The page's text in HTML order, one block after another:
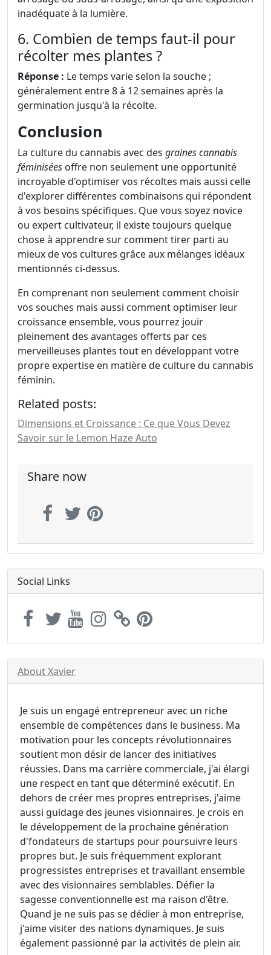
inadéquate à la lumière.
6. Combien de temps faut-il pour
récolter mes plantes ?
Réponse : Le temps varie selon la souche ;
généralement entre 8 à 12 semaines après la
germination jusqu'à la récolte.
Conclusion
La culture du cannabis avec des graines cannabis
féminisées offre non seulement une opportunité
incroyable d'optimiser vos récoltes mais aussi celle
d'explorer différentes combinaisons qui répondent
à vos besoins spécifiques. Que vous soyez novice
ou expert cultivateur, il existe toujours quelque
chose à apprendre sur comment tirer parti au
mieux de vos cultures grâce aux mélanges idéaux
mentionnés ci-dessus.
En comprenant non seulement comment choisir
vos souches mais aussi comment optimiser leur
croissance ensemble, vous pourrez jouir
pleinement des avantages offerts par ces
merveilleuses plantes tout en développant votre
propre expertise en matière de culture du cannabis
féminin.
Related posts:
Dimensions et Croissance : Ce que Vous Devez
Savoir sur le Lemon Haze Auto
Share now
Social Links
About Xavier
Je suis un engagé entrepreneur avec un riche
ensemble de compétences dans le business. Ma
motivation pour les concepts révolutionnaires
soutient mon désir de lancer des initiatives
réussies. Dans ma carrière commerciale, j'ai élargi
une respect en tant que déterminé exécutif. En
dehors de créer mes propres entreprises, j'aime
aussi guidage des jeunes visionnaires. Je crois en
le développement de la prochaine génération
d'fondateurs de startups pour poursuivre leurs
propres but. Je suis fréquemment explorant
progressistes entreprises et travaillant ensemble
avec des visionnaires semblables. Défier la
sagesse conventionnelle est ma raison d'être.
Quand je ne suis pas se dédier à mon entreprise,
j'aime visiter des nations dynamiques. Je suis
également passionné par la activités de plein air.